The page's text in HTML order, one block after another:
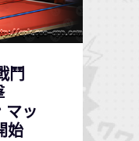
鬥
マッ
始